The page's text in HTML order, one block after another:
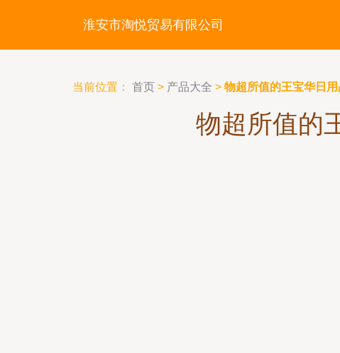
淮安市淘悦贸易有限公司
当前位置： 首页 > 产品大全 > 物超所值的王宝华日
物超所值的